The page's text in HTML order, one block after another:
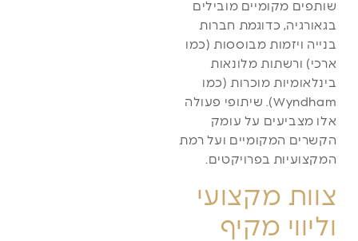
שותפים מקומיים מובילים
בגאורגיה, כדוגמת חברות
בנייה ויזמות מבוססות (כמו
ארכי) ורשתות מלונאות
בינלאומיות מוכרות (כמו
Wyndham). שיתופי פעולה
אלו מצביעים על עומק
הקשרים המקומיים ועל רמת
המקצועיות בפרויקטים.
צוות מקצועי
וליווי מקיף